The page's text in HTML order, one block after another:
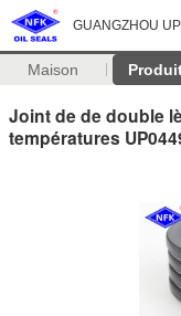
GUANGZHOU
Maison
Joint de de double
températures